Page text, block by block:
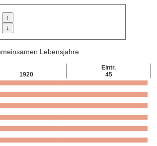
Lebensjahre
1920
Eintr.
45